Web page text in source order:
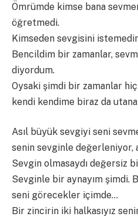
Ömrümde kimse bana
öğretmedi.
Kimseden sevgisini
Bencildim bir zamanlar,
diyordum.
Oysaki şimdi bir zamanlar
kendi kendime biraz da
Asıl büyük sevgiyi seni
senin sevginle değerleniyor,
Sevgin olmasaydı değersiz
Sevginle bir aynayım şimdi.
seni görecekler içimde…
Bir zincirin iki halkasıyız